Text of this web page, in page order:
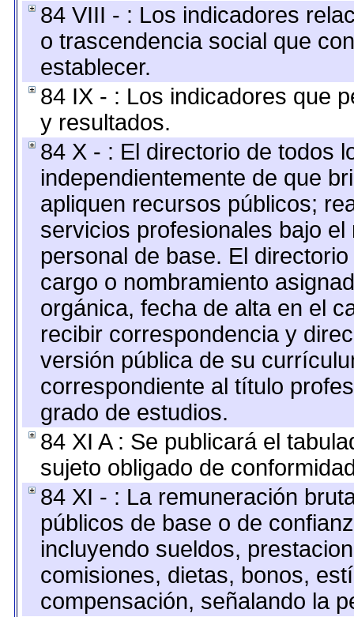
84 VIII - : Los indicadores
o trascendencia social que
establecer.
84 IX - : Los indicadores que
y resultados.
84 X - : El directorio de todos
independientemente de que
apliquen recursos públicos;
servicios profesionales bajo
personal de base. El
cargo o nombramiento
orgánica, fecha de alta en el
recibir correspondencia y
versión pública de su
correspondiente al título
grado de estudios.
84 XI A : Se publicará el
sujeto obligado de
84 XI - : La remuneración
públicos de base o de
incluyendo sueldos,
comisiones, dietas, bonos,
compensación, señalando la